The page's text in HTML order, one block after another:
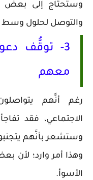
وستحتاج إلى بعض
والتوصل لحلول وسط
3- توقُّف
معهم
رغم أنَّهم
الاجتماعي، فقد
وستشعر بأنَّهم
وهذا أمر وارد؛ لأن
الأسوأ.